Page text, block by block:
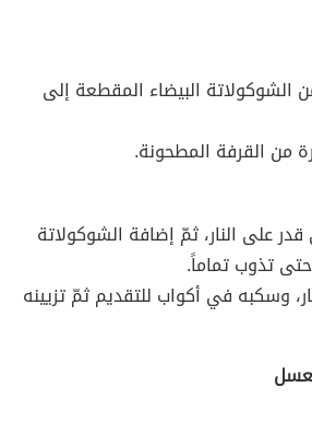
الشوكولاتة البيضاء المقطعة إلى
القرفة المطحونة.
على النار، ثمّ إضافة الشوكولاتة
تذوب تماماً.
وسكبه في أكواب للتقديم ثمّ تزيينه